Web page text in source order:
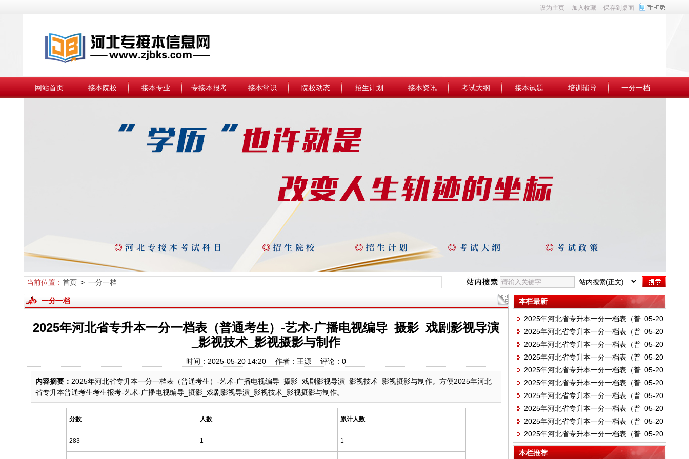
设为主页 加入收藏 保存到桌面
网站首页 接本院校 接本专业 专接本报考 接本常识 院校动态 招生计划 接本资讯 考试大纲 接本试题 培训辅导 一分一档
当前位置： 首页> 一分一档
一分一档
2025年河北省专升本一分一档表（普通考生）-艺术-广播电视编导_摄影_戏剧影视导演
_影视技术_影视摄影与制作
时间：2025-05-20 14:20 作者：王源 评论： 0
内容摘要： 2025年河北省专升本一分一档表（普通考生）-艺术-广播电视编导_摄影_戏剧影视导演_影视技术_影视摄影与制作。方便2025年河北
省专升本普通考生考生报考-艺术-广播电视编导_摄影_戏剧影视导演_影视技术_影视摄影与制作。
分数 人数 累计人数
283 1 1
本栏最新
05-20
2025年河北省专升本一分一档表（普
通考生）-艺术-艺术教育（声乐）_音乐表演
（声乐）_音乐学（声乐）
05-20
2025年河北省专升本一分一档表（普
通考生）-艺术-舞蹈编导_舞蹈表演_舞蹈学_
艺术教育（舞蹈）
05-20
2025年河北省专升本一分一档表（普
通考生）-艺术-书法学
05-20
2025年河北省专升本一分一档表（普
通考生）-艺术-视觉传达设计_艺术设计学_
艺术与科技
05-20
2025年河北省专升本一分一档表（普
通考生）-艺术-广播电视编导_摄影_戏剧影
视导演_影视技术_影视摄影与制作
05-20
2025年河北省专升本一分一档表（普
通考生）-艺术-公共艺术_环境设计
05-20
2025年河北省专升本一分一档表（普
通考生）-艺术-动画
05-20
2025年河北省专升本一分一档表（普
通考生）-艺术-产品设计_服装与服饰设计_
工艺美术_绘画_漫画_美术学_数字媒体艺术
_戏剧影视美术设计_新媒体艺术_艺术教育
05-20
2025年河北省专升本一分一档表（普
通考生）-艺术-雕塑
05-20
2025年河北省专升本一分一档表（普
通考生）-艺术-播音与主持艺术
本栏推荐